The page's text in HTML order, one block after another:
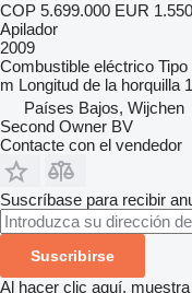
COP 5.699.000 EUR 1.550
Apilador
2009
Combustible eléctrico
m Longitud de la horquilla
Países Bajos, Wijchen
Second Owner BV
Contacte con el vendedor
Suscríbase para recibir
Suscribirse
Al hacer clic aquí,